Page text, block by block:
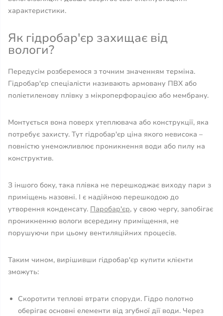
характеристики.
Як гідробар'єр захищає від
вологи?
Передусім розберемося з точним значенням терміна.
Гідробар'єр спеціалісти називають армовану ПВХ або
поліетиленову плівку з мікроперфорацією або мембрану.
Монтується вона поверх утеплювача або конструкції, яка
потребує захисту. Тут гідробар'єр ціна якого невисока –
повністю унеможливлює проникнення води або пилу на
конструктив.
З іншого боку, така плівка не перешкоджає виходу пари з
приміщень назовні. І є надійною перешкодою до
утворення конденсату. Паробар'єр, у свою чергу, запобігає
проникненню вологи всередину приміщення, не
порушуючи при цьому вентиляційних процесів.
Таким чином, вирішивши гідробар'єр купити клієнти
зможуть:
Скоротити теплові втрати споруди. Гідро полотно
оберігає основні елементи від згубної дії води. Через